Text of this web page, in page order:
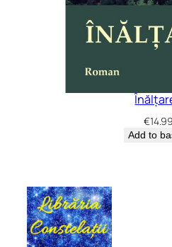
€14.99
Add to